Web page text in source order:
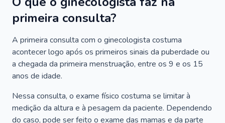
primeira consulta?
A primeira consulta com o ginecologista costuma
acontecer logo após os primeiros sinais da puberdade ou
a chegada da primeira menstruação, entre os 9 e os 15
anos de idade.
Nessa consulta, o exame físico costuma se limitar à
medição da altura e à pesagem da paciente. Dependendo
do caso, pode ser feito o exame das mamas e da parte